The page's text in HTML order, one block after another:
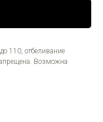
110, отбеливание
Возможна